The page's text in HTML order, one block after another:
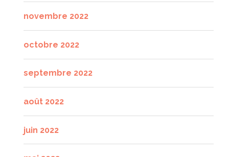
novembre 2022
octobre 2022
septembre 2022
août 2022
juin 2022